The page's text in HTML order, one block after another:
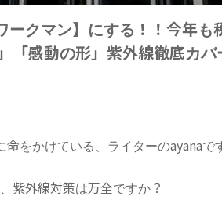
ークマン】にする！！今年も
「感動の形」紫外線徹底カバ
をかけている、ライターのayanaで
紫外線対策は万全ですか？